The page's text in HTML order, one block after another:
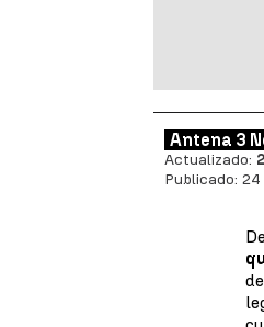
Antena 3
Actualizado:
Publicado: 24